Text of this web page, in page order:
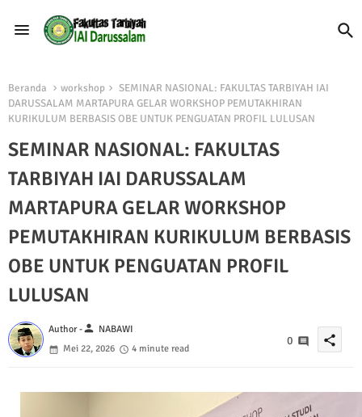
Beranda workshop
SEMINAR NASIONAL: FAKULTAS TARBIYAH IAI
DARUSSALAM MARTAPURA GELAR WORKSHOP PEMUTAKHIRAN
KURIKULUM BERBASIS OBE UNTUK PENGUATAN PROFIL LULUSAN
SEMINAR NASIONAL: FAKULTAS
TARBIYAH IAI DARUSSALAM
MARTAPURA GELAR WORKSHOP
PEMUTAKHIRAN KURIKULUM BERBASIS
OBE UNTUK PENGUATAN PROFIL
LULUSAN
Author -person NABAWI
Mei 22, 2026
4 minute read
0 share